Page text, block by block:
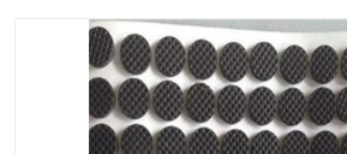
PORON泡棉 防火
EVA珍珠棉异形 硅胶